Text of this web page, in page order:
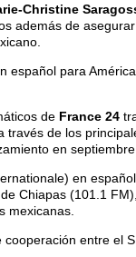
Christine
además de
español para
de France 24
de los
en septiembre
en
Chiapas (101.1
mexicanas.
entre el